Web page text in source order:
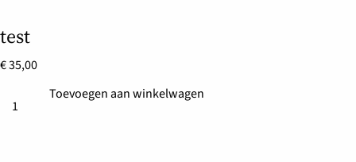
test
€35,00
Toevoegen aan winkelwagen